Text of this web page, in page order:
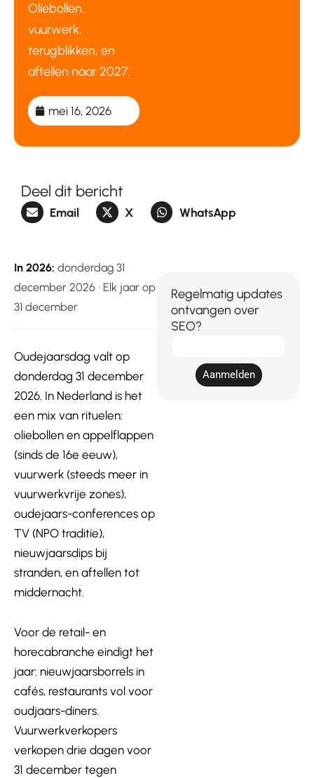
Oliebollen,
vuurwerk,
terugblikken, en
aftellen naar 2027.
mei 16, 2026
Deel dit bericht
Email X WhatsApp
In 2026: donderdag 31
december 2026 · Elk jaar op
31 december
Oudejaarsdag valt op
donderdag 31 december
2026. In Nederland is het
een mix van rituelen:
oliebollen en appelflappen
(sinds de 16e eeuw),
vuurwerk (steeds meer in
vuurwerkvrije zones),
oudejaars-conferences op
TV (NPO traditie),
nieuwjaarsdips bij
stranden, en aftellen tot
middernacht.
Voor de retail- en
horecabranche eindigt het
jaar: nieuwjaarsborrels in
cafés, restaurants vol voor
oudjaars-diners.
Vuurwerkverkopers
verkopen drie dagen voor
31 december tegen
Regelmatig updates
ontvangen over
SEO?
Aanmelden